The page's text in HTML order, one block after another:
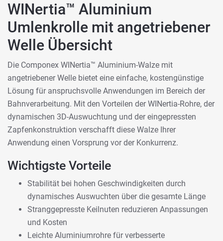
WINertia™ Aluminium
Umlenkrolle mit angetriebener
Welle Übersicht
Die Componex WINertia™ Aluminium-Walze mit
angetriebener Welle bietet eine einfache, kostengünstige
Lösung für anspruchsvolle Anwendungen im Bereich der
Bahnverarbeitung. Mit den Vorteilen der WINertia-Rohre, der
dynamischen 3D-Auswuchtung und der eingepressten
Zapfenkonstruktion verschafft diese Walze Ihrer
Anwendung einen Vorsprung vor der Konkurrenz.
Wichtigste Vorteile
Stabilität bei hohen Geschwindigkeiten durch
dynamisches Auswuchten über die gesamte Länge
Stranggepresste Keilnuten reduzieren Anpassungen
und Kosten
Leichte Aluminiumrohre für verbesserte